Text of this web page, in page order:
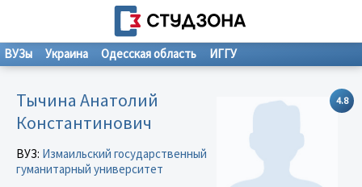
ВУЗы Украина Одесская область ИГГУ
4.8
Тычина Анатолий
Константинович
ВУЗ: Измаильский государственный
гуманитарный университет